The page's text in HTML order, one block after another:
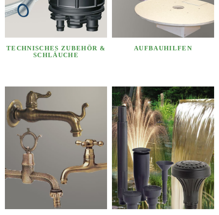
TECHNISCHES ZUBEHÖR &
SCHLÄUCHE
AUFBAUHILFEN